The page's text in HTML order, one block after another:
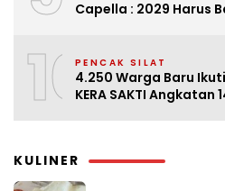
Capella : 2029 Harus
10PENCAK SILAT
4.250 Warga Baru
KERA SAKTI Angkatan
KULINER